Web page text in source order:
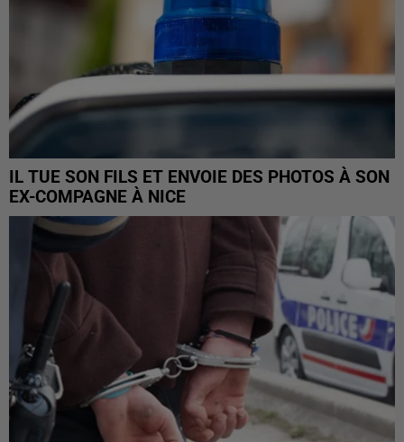
IL TUE SON FILS ET ENVOIE DES PHOTOS À SON
EX-COMPAGNE À NICE